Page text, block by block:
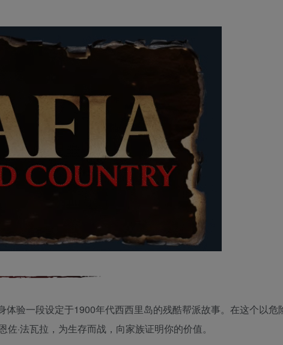
验一段设定于1900年代西西里岛的残酷帮派故事。在这个以危
·法瓦拉，为生存而战，向家族证明你的价值。